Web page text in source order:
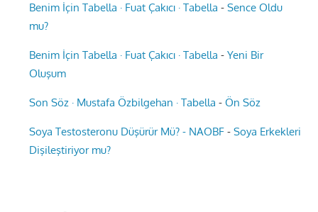
Benim İçin Tabella · Fuat Çakıcı · Tabella -Sence Oldu
mu?
Benim İçin Tabella · Fuat Çakıcı · Tabella -Yeni Bir
Oluşum
Son Söz · Mustafa Özbilgehan · Tabella -Ön Söz
Soya Testosteronu Düşürür Mü? - NAOBF -Soya Erkekleri
Dişileştiriyor mu?